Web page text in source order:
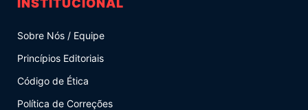
Sobre Nós / Equipe
Princípios Editoriais
Código de Ética
Política de Correções